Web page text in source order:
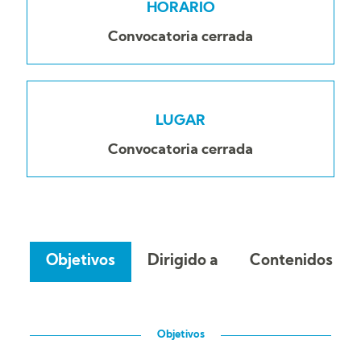
HORARIO
Convocatoria cerrada
LUGAR
Convocatoria cerrada
Objetivos Dirigido a Contenidos
Objetivos